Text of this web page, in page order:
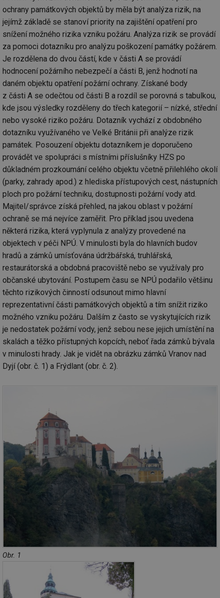
ochrany památkových objektů by měla být analýza rizik, na
jejímž základě se stanoví priority na zajištění opatření pro
snížení možného rizika vzniku požáru. Analýza rizik se provádí
za pomoci dotazníku pro analýzu poškození památky požárem.
Je rozdělena do dvou částí, kde v části A se provádí
hodnocení požárního nebezpečí a části B, jenž hodnotí na
daném objektu opatření požární ochrany. Získané body
z části A se odečtou od části B a rozdíl se porovná s tabulkou,
kde jsou výsledky rozděleny do třech kategorií – nízké, střední
nebo vysoké riziko požáru. Dotazník vychází z obdobného
dotazníku využívaného ve Velké Británii při analýze rizik
památek. Posouzení objektu dotazníkem je doporučeno
provádět ve spolupráci s místními příslušníky HZS po
důkladném prozkoumání celého objektu včetně přilehlého okolí
(parky, zahrady apod.) z hlediska přístupových cest, nástupních
ploch pro požární techniku, dostupnosti požární vody atd.
Majitel/správce získá přehled, na jakou oblast v požární
ochraně se má nejvíce zaměřit. Pro příklad jsou uvedena
některá rizika, která vyplynula z analýzy provedené na
objektech v péči NPÚ. V minulosti byla do hlavních budov
hradů a zámků umísťována údržbářská, truhlářská,
restaurátorská a obdobná pracoviště nebo se využívaly pro
občanské ubytování. Postupem času se NPÚ podařilo většinu
těchto rizikových činností odsunout mimo hlavní
reprezentativní části památkových objektů a tím snížit riziko
možného vzniku požáru. Dalším z často se vyskytujících rizik
je nedostatek požární vody, jenž sebou nese jejich umístění na
skalách a těžko přístupných kopcích, neboť řada zámků bývala
v minulosti hrady. Jak je vidět na obrázku zámků Vranov nad
Dyjí (obr. č. 1) a Frýdlant (obr. č. 2).
Obr. 1